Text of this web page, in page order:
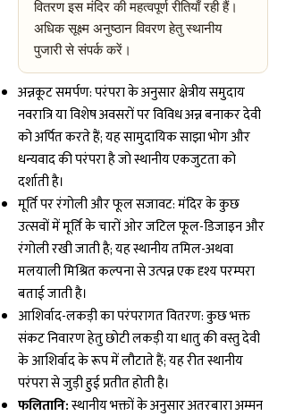
वितरण इस मंदिर की महत्वपूर्ण रीतियाँ रही हैं।
अधिक सूक्ष्म अनुष्ठान विवरण हेतु स्थानीय
पुजारी से संपर्क करें।
अन्नकूट समर्पण: परंपरा के अनुसार क्षेत्रीय समुदाय
नवरात्रि या विशेष अवसरों पर विविध अन्न बनाकर देवी
को अर्पित करते हैं; यह सामुदायिक साझा भोग और
धन्यवाद की परंपरा है जो स्थानीय एकजुटता को
दर्शाती है।
मूर्ति पर रंगोली और फूल सजावट: मंदिर के कुछ
उत्सवों में मूर्ति के चारों ओर जटिल फूल-डिजाइन और
रंगोली रखी जाती है; यह स्थानीय तमिल-अथवा
मलयाली मिश्रित कल्पना से उत्पन्न एक दृश्य परम्परा
बताई जाती है।
आशिर्वाद-लकड़ी का परंपरागत वितरण: कुछ भक्त
संकट निवारण हेतु छोटी लकड़ी या धातु की वस्तु देवी
के आशिर्वाद के रूप में लौटाते हैं; यह रीत स्थानीय
परंपरा से जुड़ी हुई प्रतीत होती है।
फलितानि:स्थानीय भक्तों के अनुसार अतरबारा अम्मन